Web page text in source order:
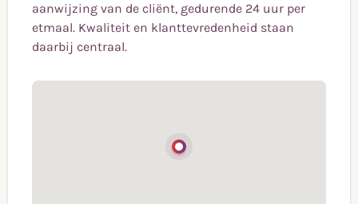
aanwijzing van de cliënt, gedurende 24 uur per
etmaal. Kwaliteit en klanttevredenheid staan
daarbij centraal.